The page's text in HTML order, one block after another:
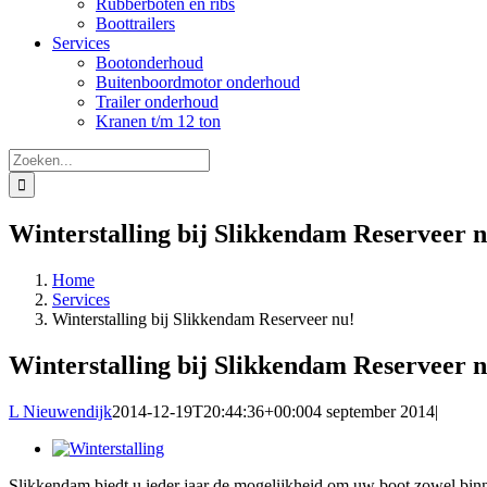
Rubberboten en ribs
Boottrailers
Services
Bootonderhoud
Buitenboordmotor onderhoud
Trailer onderhoud
Kranen t/m 12 ton
Zoeken
naar:
Winterstalling bij Slikkendam Reserveer
Home
Services
Winterstalling bij Slikkendam Reserveer nu!
Winterstalling bij Slikkendam Reserveer
L Nieuwendijk2014-12-19T20:44:36+00:004 september 2014|
Bekijk